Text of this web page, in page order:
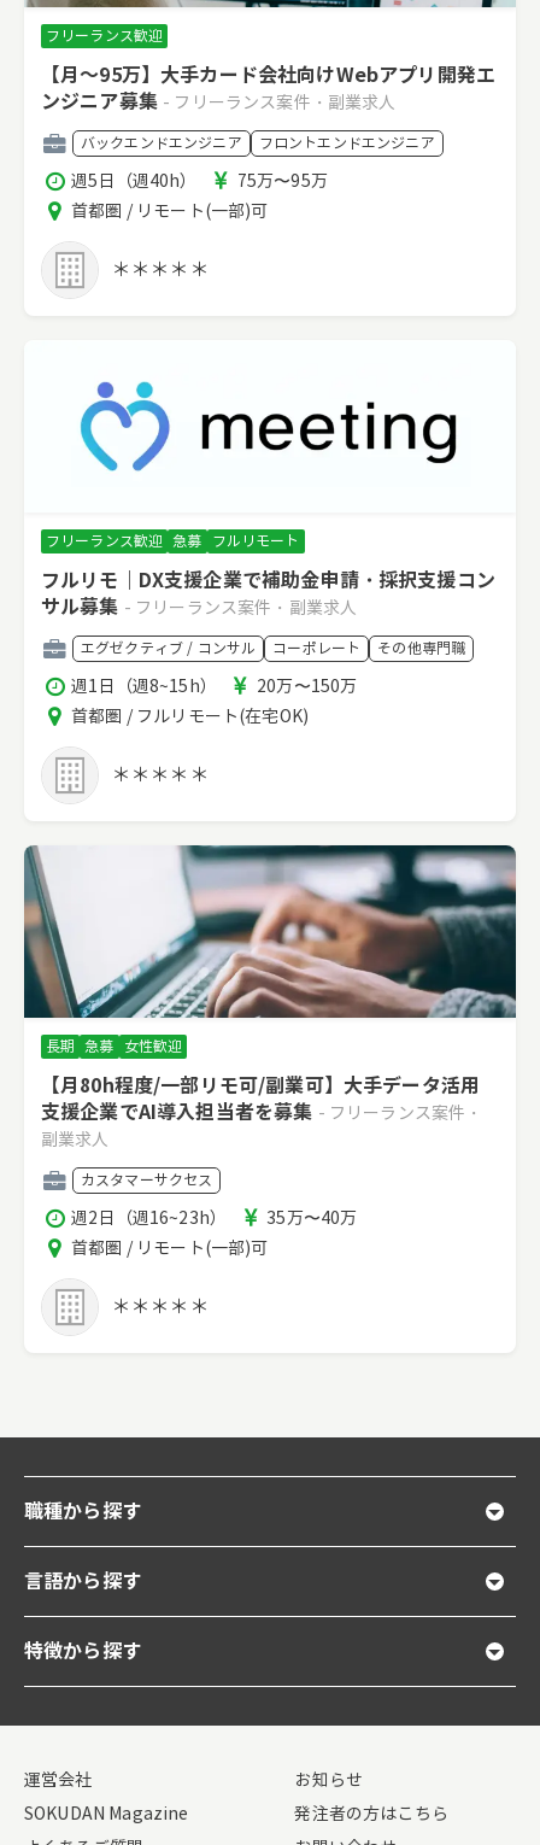
フリーランス歓迎
【月～95万】大手カード会社向けWebアプリ開発エ
ンジニア募集 - フリーランス案件・副業求人
職
種
バックエンドエンジニア フロントエンドエンジニア
稼
働
時
間
週5日（週40h）
報
酬
75万〜95万
エ
ア
首都圏 / リモート(一部)可
＊＊＊＊＊
フリーランス歓迎 急募 フルリモート
フルリモ｜DX支援企業で補助金申請・採択支援コン
サル募集 - フリーランス案件・副業求人
職
種
エグゼクティブ / コンサル コーポレート その他専門職
稼
働
時
間
週1日（週8~15h）
報
酬
20万〜150万
エ
ア
首都圏 / フルリモート(在宅OK)
＊＊＊＊＊
長期 急募 女性歓迎
【月80h程度/一部リモ可/副業可】大手データ活用
支援企業でAI導入担当者を募集 - フリーランス案件・
副業求人
職
種
カスタマーサクセス
稼
働
時
間
週2日（週16~23h）
報
酬
35万〜40万
エ
ア
首都圏 / リモート(一部)可
＊＊＊＊＊
職種から探す
言語から探す
特徴から探す
運営会社
お知らせ
SOKUDAN Magazine
発注者の方はこちら